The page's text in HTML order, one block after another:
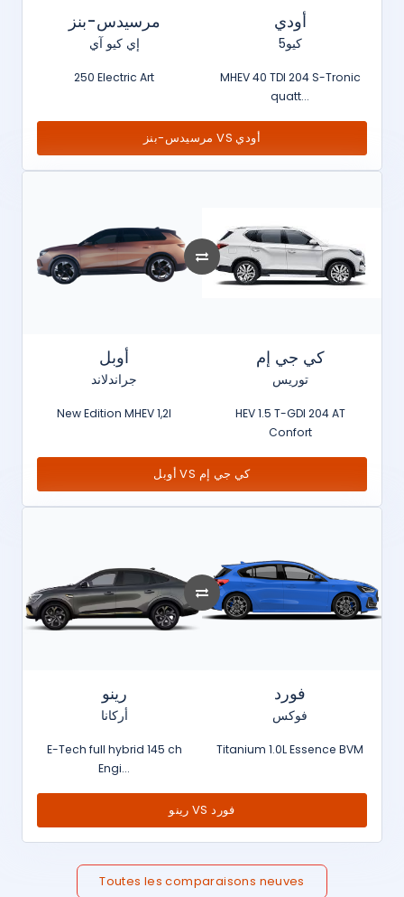
مرسيدس-بنز
إي كيو آي
250 Electric Art
أودي
كيو5
MHEV 40 TDI 204 S-Tronic
quatt...
مرسيدس-بنز VS أودي
أوبل
جراندلاند
New Edition MHEV 1,2l
كي جي إم
توريس
HEV 1.5 T-GDI 204 AT
Confort
أوبل VS كي جي إم
رينو
أركانا
E-Tech full hybrid 145 ch
Engi...
فورد
فوكس
Titanium 1.0L Essence BVM
رينو VS فورد
Toutes les comparaisons neuves